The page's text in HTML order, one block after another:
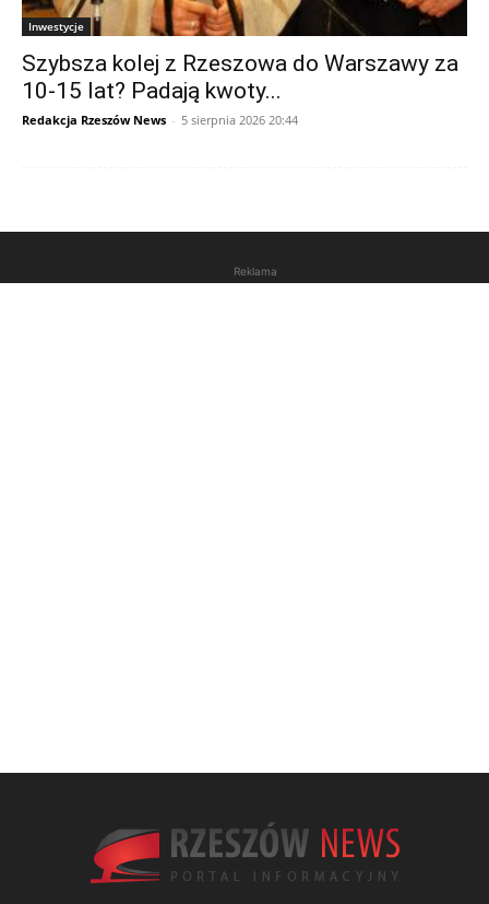
Inwestycje
Szybsza kolej z Rzeszowa do Warszawy za
10-15 lat? Padają kwoty...
Redakcja Rzeszów News - 5 sierpnia 2026 20:44
Reklama